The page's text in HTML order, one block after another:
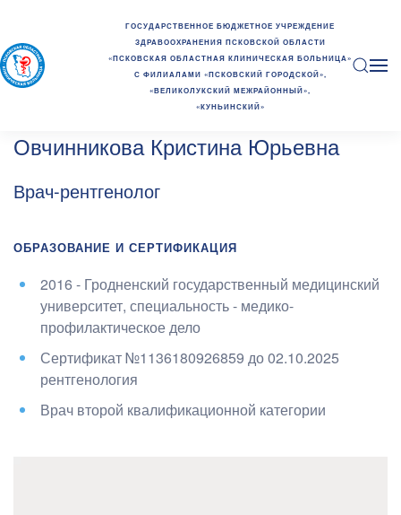
ГОСУДАРСТВЕННОЕ БЮДЖЕТНОЕ УЧРЕЖДЕНИЕ
ЗДРАВООХРАНЕНИЯ ПСКОВСКОЙ ОБЛАСТИ
«ПСКОВСКАЯ ОБЛАСТНАЯ КЛИНИЧЕСКАЯ БОЛЬНИЦА»
С ФИЛИАЛАМИ «ПСКОВСКИЙ ГОРОДСКОЙ»,
«ВЕЛИКОЛУКСКИЙ МЕЖРАЙОННЫЙ»,
«КУНЬИНСКИЙ»
Овчинникова Кристина Юрьевна
Врач-рентгенолог
ОБРАЗОВАНИЕ И СЕРТИФИКАЦИЯ
2016 - Гродненский государственный медицинский
университет, специальность - медико-
профилактическое дело
Сертификат №1136180926859 до 02.10.2025
рентгенология
Врач второй квалификационной категории